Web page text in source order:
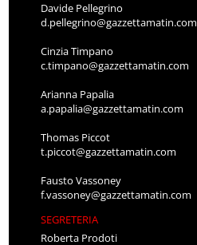
Davide Pellegrino
d.pellegrino@gazzettamatin.com
Cinzia Timpano
c.timpano@gazzettamatin.com
Arianna Papalia
a.papalia@gazzettamatin.com
Thomas Piccot
t.piccot@gazzettamatin.com
Fausto Vassoney
f.vassoney@gazzettamatin.com
SEGRETERIA
Roberta Prodoti